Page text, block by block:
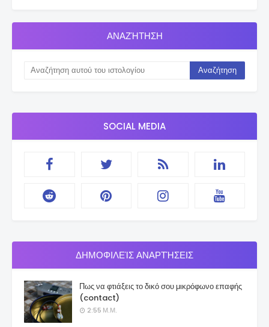
ΑΝΑΖΉΤΗΣΗ
SOCIAL MEDIA
ΔΗΜΟΦΙΛΕΊΣ ΑΝΑΡΤΉΣΕΙΣ
Πως να φτιάξεις το δικό σου μικρόφωνο επαφής
(contact)
2:55 Μ.Μ.